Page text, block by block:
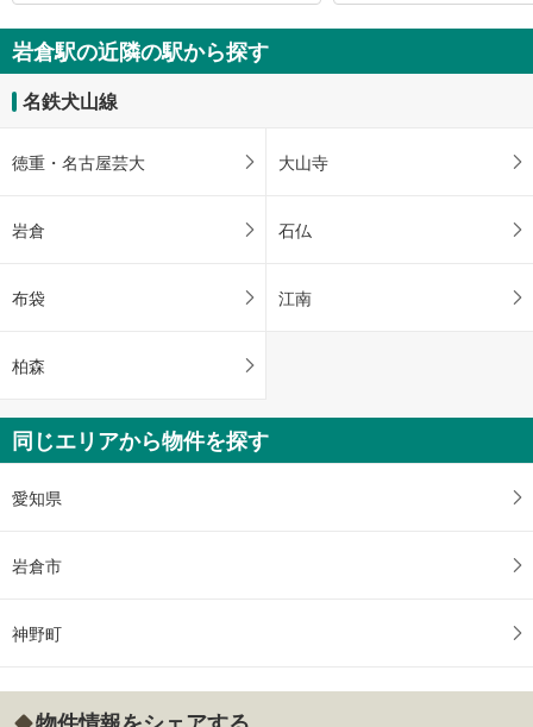
岩倉駅の近隣の駅から探す
名鉄犬山線
徳重・名古屋芸大 大山寺
岩倉 石仏
布袋 江南
柏森
同じエリアから物件を探す
愛知県
岩倉市
神野町